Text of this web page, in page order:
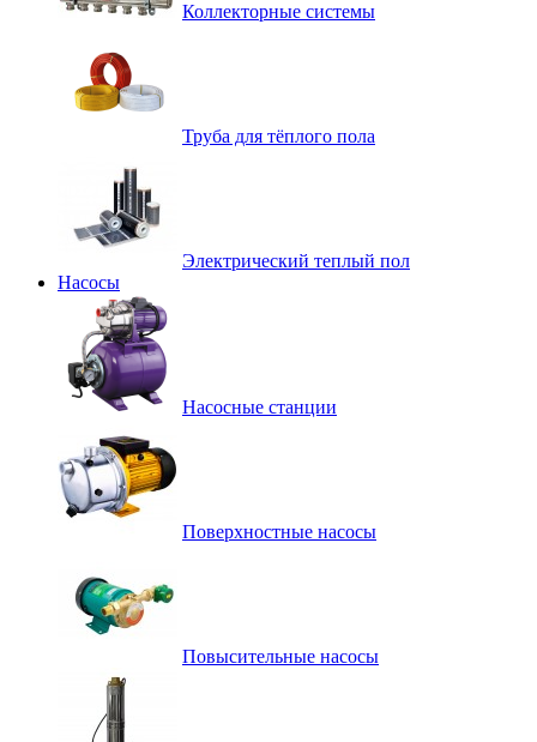
Коллекторные системы
Труба для тёплого пола
Электрический теплый пол
Насосы
Насосные станции
Поверхностные насосы
Повысительные насосы